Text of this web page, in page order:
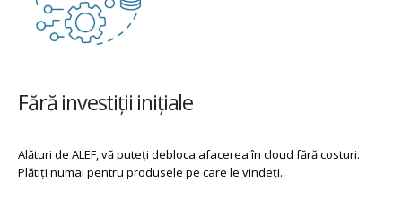
Fără investiții inițiale
Alături de ALEF, vă puteți debloca afacerea în cloud fără costuri.
Plătiți numai pentru produsele pe care le vindeți.